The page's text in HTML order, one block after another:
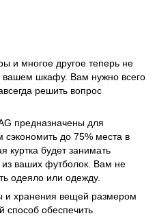
и многое другое теперь не
вашем шкафу. Вам нужно всего
решить вопрос
предназначены для
до 75% места в
будет занимать
из ваших футболок. Вам не
одеяло или одежду.
и хранения вещей размером
способ обеспечить